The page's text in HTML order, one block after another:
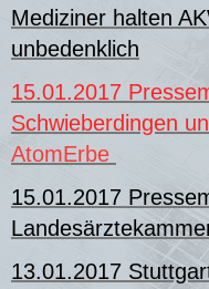
Mediziner halten
unbedenklich
15.01.2017
Schwieberdingen
AtomErbe
15.01.2017
13.01.2017